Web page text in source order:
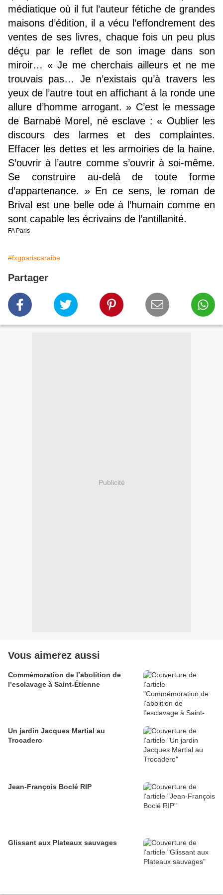
médiatique où il fut l’auteur fétiche de grandes
maisons d’édition, il a vécu l’effondrement des
ventes de ses livres, chaque fois un peu plus
déçu par le reflet de son image dans son
miroir… « Je me cherchais ailleurs et ne me
trouvais pas… Je n’existais qu’à travers les
yeux de l’autre tout en affichant à la ronde une
allure d’homme arrogant. » C’est le message
de Barnabé Morel, né esclave : « Oublier les
discours des larmes et des complaintes.
Effacer les dettes et les armoiries de la haine.
S’ouvrir à l’autre comme s’ouvrir à soi-même.
Se construire au-delà de toute forme
d’appartenance. » En ce sens, le roman de
Brival est une belle ode à l’humain comme en
sont capable les écrivains de l’antillanité.
FA Paris
#fxgpariscaraibe
Partager
Publicité
Vous aimerez aussi
Commémoration de l’abolition de
l’esclavage à Saint-Étienne
Un jardin Jacques Martial au
Trocadero
Jean-François Boclé RIP
Glissant aux Plateaux sauvages